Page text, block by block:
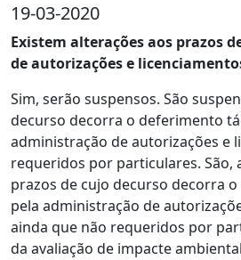
19-03-2020
Existem alterações aos prazos
de autorizações e
Sim, serão suspensos. São
decurso decorra o deferimento
administração de autorizações e
requeridos por particulares. São,
prazos de cujo decurso decorra
pela administração de
ainda que não requeridos por
da avaliação de impacte